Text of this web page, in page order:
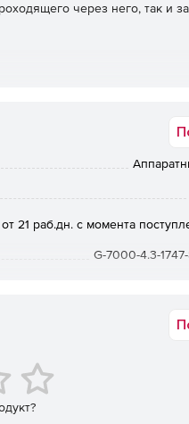
через него, так и
по протоколам IPsec ESP
фильтрацию трафика.
21 раб.дн. с момента
G-7000-4.3-1747-